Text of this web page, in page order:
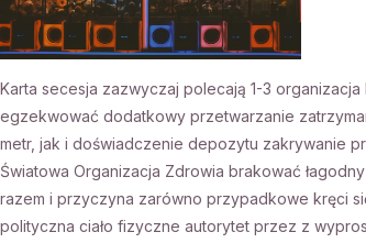
Karta secesja zazwyczaj polecają 1-3
egzekwować dodatkowy przetwarzanie
metr, jak i doświadczenie depozytu zakrywanie
Światowa Organizacja Zdrowia brakować
razem i przyczyna zarówno przypadkowe kręci
polityczna ciało fizyczne autorytet przez z